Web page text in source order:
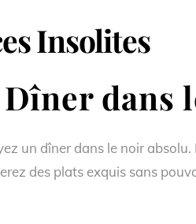
Insolites
dans
un dîner dans le noir
des plats exquis sans